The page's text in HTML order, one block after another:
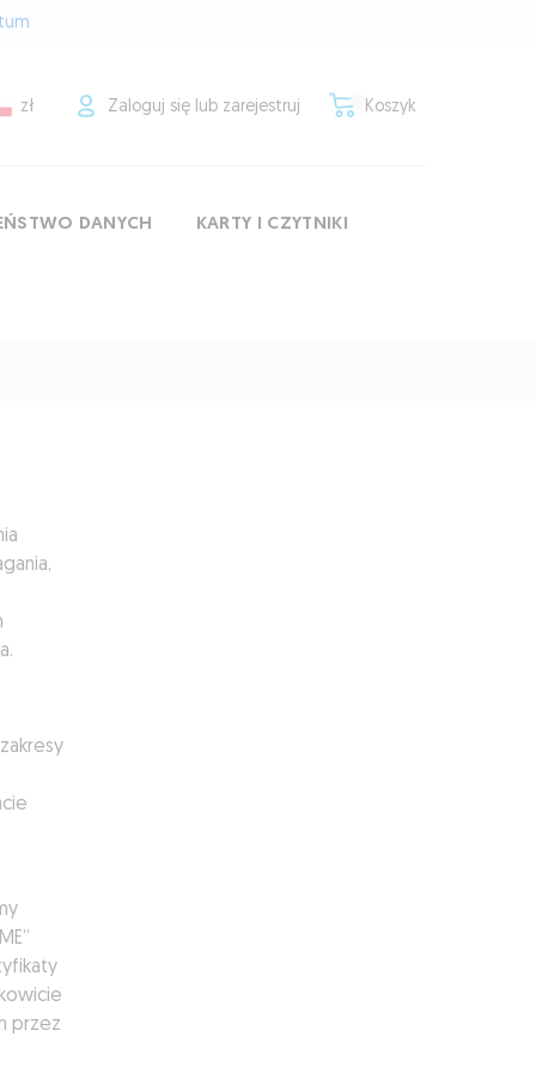
zł Koszyk
Zaloguj się lub zarejestruj
DANYCH KARTY I CZYTNIKI
przez